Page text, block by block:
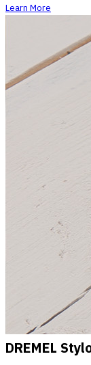
Learn More
DREMEL